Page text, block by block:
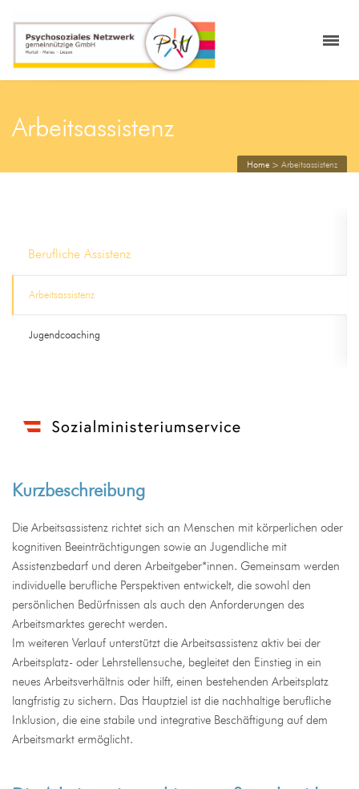
Arbeitsassistenz
Home > Arbeitsassistenz
Berufliche Assistenz
Arbeitsassistenz
Jugendcoaching
Kurzbeschreibung
Die Arbeitsassistenz richtet sich an Menschen mit körperlichen oder
kognitiven Beeinträchtigungen sowie an Jugendliche mit
Assistenzbedarf und deren Arbeitgeber*innen. Gemeinsam werden
individuelle berufliche Perspektiven entwickelt, die sowohl den
persönlichen Bedürfnissen als auch den Anforderungen des
Arbeitsmarktes gerecht werden.
Im weiteren Verlauf unterstützt die Arbeitsassistenz aktiv bei der
Arbeitsplatz- oder Lehrstellensuche, begleitet den Einstieg in ein
neues Arbeitsverhältnis oder hilft, einen bestehenden Arbeitsplatz
langfristig zu sichern. Das Hauptziel ist die nachhaltige berufliche
Inklusion, die eine stabile und integrative Beschäftigung auf dem
Arbeitsmarkt ermöglicht.